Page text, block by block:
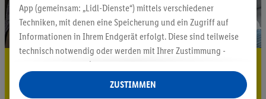
5.95 € Versand sparen³²ᵃ
Jetzt zum Newsletter anmelden
App (gemeinsam: „Lidl-Dienste“) mittels verschiedener
Techniken, mit denen eine Speicherung und ein Zugriff auf
Informationen in Ihrem Endgerät erfolgt. Diese sind teilweise
technisch notwendig oder werden mit Ihrer Zustimmung -
auch durch Partner (u.a.
Verantwortliche; im Zusammenhang mit dem IAB TCF
insgesamt
ZUSTIMMEN